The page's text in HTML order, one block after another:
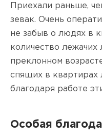
Приехали раньше,
зевак. Очень
не забыв о людях в
количество
преклонном
спящих в квартирах
благодаря работе
Особая